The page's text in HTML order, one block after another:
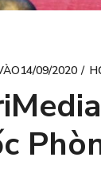
14/09/2020